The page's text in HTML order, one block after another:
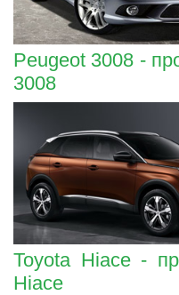
Peugeot 3008 -
3008
Toyota Hiace -
Hiace